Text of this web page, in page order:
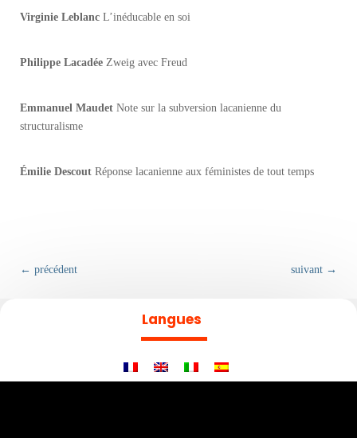
Virginie Leblanc L’inéducable en soi
Philippe Lacadée Zweig avec Freud
Emmanuel Maudet Note sur la subversion lacanienne du
structuralisme
Émilie Descout Réponse lacanienne aux féministes de tout temps
← précédent suivant →
Langues